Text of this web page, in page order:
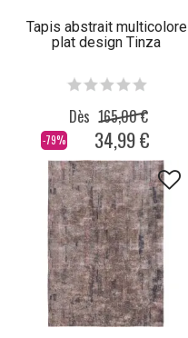
Tapis abstrait multicolore
plat design Tinza
-79%
Dès 165,00 €
34,99 €